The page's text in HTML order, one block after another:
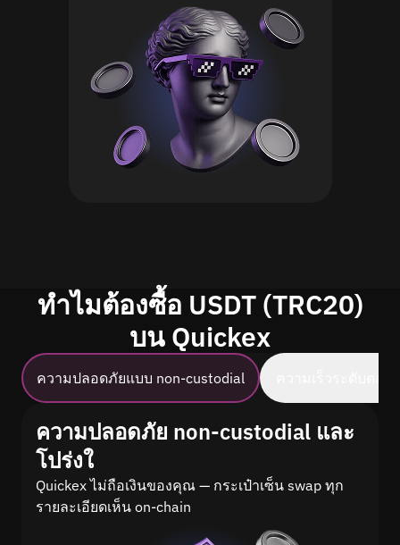
ทำไมต้องซื้อ USDT (TRC20)
บน Quickex
ความปลอดภัยแบบ non-custodial
ความปลอดภัย non-custodial และ
โปร่งใ
Quickex ไม่ถือเงินของคุณ — กระเป๋าเซ็น swap ทุก
รายละเอียดเห็น on-chain